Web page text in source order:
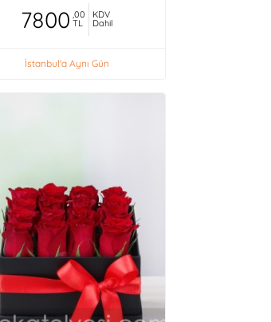
7800 ,00
TL
KDV
Dahil
İstanbul'a Aynı Gün